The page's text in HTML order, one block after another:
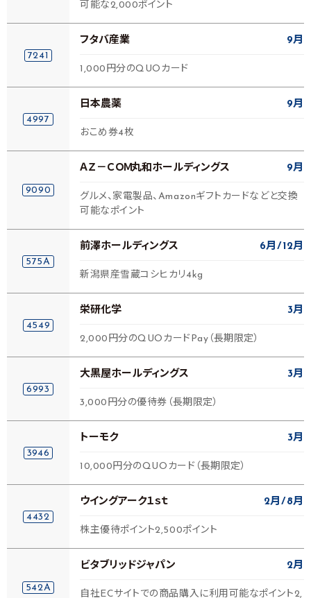
可能な2,000ポイント
7241
フタバ産業 9月
1,000円分のQUOカード
4997
日本農薬 9月
おこめ券4枚
9090
ＡＺ－ＣＯＭ丸和ホールディングス 9月
グルメ、家電製品、Amazonギフトカードなどと交換
可能なポイント
575A
前澤ホールディングス 6月 12月
新潟県産雪蔵コシヒカリ4kg
4549
栄研化学 3月
2,000円分のQUOカードPay（長期限定）
6993
大黒屋ホールディングス 3月
3,000円分の優待券（長期限定）
3946
トーモク 3月
10,000円分のQUOカード（長期限定）
4432
ウイングアーク１ｓｔ 2月 8月
株主優待ポイント2,500ポイント
542A
ビタブリッドジャパン 2月
自社ECサイトでの商品購入に利用可能なポイント2,